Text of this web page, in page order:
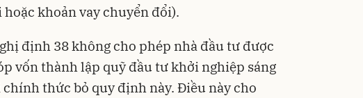
khoản vay chuyển đổi).
định 38 không cho phép nhà đầu tư được
vốn thành lập quỹ đầu tư khởi nghiệp sáng
thức bỏ quy định này. Điều này cho